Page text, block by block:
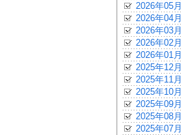
2026年05月
2026年04月
2026年03月
2026年02月
2026年01月
2025年12月
2025年11月
2025年10月
2025年09月
2025年08月
2025年07月